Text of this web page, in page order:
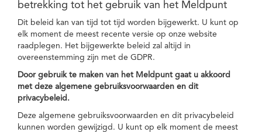
betrekking tot het gebruik van het Meldpunt
Dit beleid kan van tijd tot tijd worden bijgewerkt. U kunt op
elk moment de meest recente versie op onze website
raadplegen. Het bijgewerkte beleid zal altijd in
overeenstemming zijn met de GDPR.
Door gebruik te maken van het Meldpunt gaat u akkoord
met deze algemene gebruiksvoorwaarden en dit
privacybeleid.
Deze algemene gebruiksvoorwaarden en dit privacybeleid
kunnen worden gewijzigd. U kunt op elk moment de meest